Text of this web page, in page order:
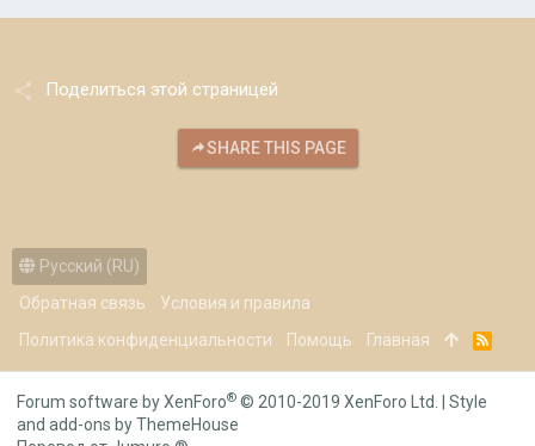
Поделиться этой страницей
SHARE THIS PAGE
Русский (RU)
Обратная связь
Условия и правила
Политика конфиденциальности
Помощь Главная
R
Forum software by XenForo® © 2010-2019 XenForo Ltd.
Style
and add-ons by ThemeHouse